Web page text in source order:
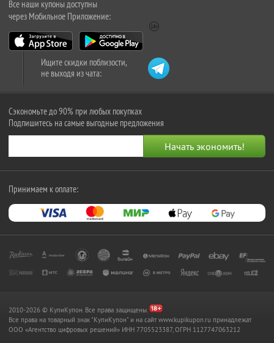
Все наши купоны доступны
через Мобильное Приложение:
Ищите скидки поблизости,
не выходя из чата:
Сэкономьте до 90% при любых покупках
Подпишитесь на самые выгодные предложения
Принимаем к оплате:
2010-2026 © КупиКупон. Все права защищены.
Все права на товарный знак "КупиКупон" и на сайт www.kupikupon.ru принадлежат
OOO «Агентство цифровых решений» ИНН 7705523387, ОГРН 1127747063212